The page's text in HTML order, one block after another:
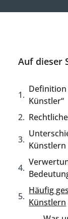
Auf dieser
Definition
Künstler“
Häufig
Künstlern